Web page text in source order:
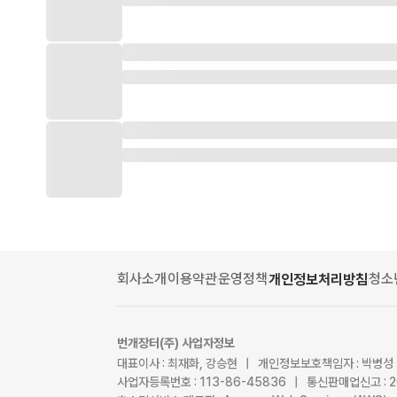
회사소개 이용약관운영정책개인정보처리방침청소
번개장터(주) 사업자정보
대표이사 : 최재화, 강승현 | 개인정보보호책임자 : 박병성
사업자등록번호 : 113-86-45836 | 통신판매업신고 :